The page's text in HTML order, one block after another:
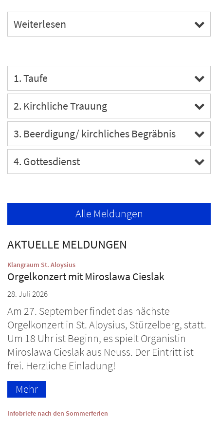
Weiterlesen
1. Taufe
2. Kirchliche Trauung
3. Beerdigung/ kirchliches Begräbnis
4. Gottesdienst
Alle Meldungen
AKTUELLE MELDUNGEN
Klangraum St. Aloysius:
Orgelkonzert mit Miroslawa Cieslak
28. Juli 2026
Am 27. September findet das nächste
Orgelkonzert in St. Aloysius, Stürzelberg, statt.
Um 18 Uhr ist Beginn, es spielt Organistin
Miroslawa Cieslak aus Neuss. Der Eintritt ist
frei. Herzliche Einladung!
Mehr
Infobriefe nach den Sommerferien